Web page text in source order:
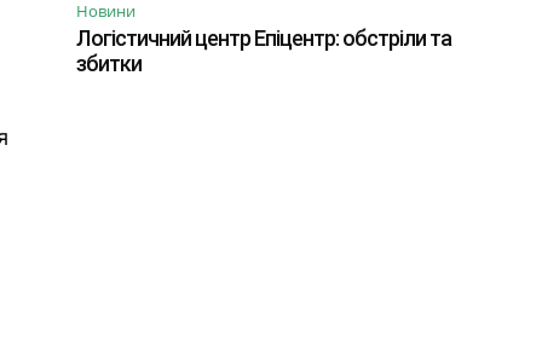
Новини
Логістичний центр Епіцентр: обстріли та
збитки